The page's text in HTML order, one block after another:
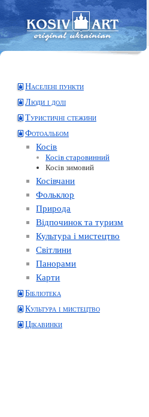
Населені пункти
Люди і долі
Туристичні стежини
Фотоальбом
Косів
Косів старовинний
Косів зимовий
Косівчани
Фольклор
Природа
Відпочинок та туризм
Культура і мистецтво
Світлини
Панорами
Карти
Бібліотека
Культура і мистецтво
Цікавинки